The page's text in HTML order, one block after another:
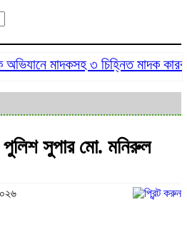
মাদকসহ ৩ চিহ্নিত মাদক
পুলিশ সুপার মো. মনিরুল